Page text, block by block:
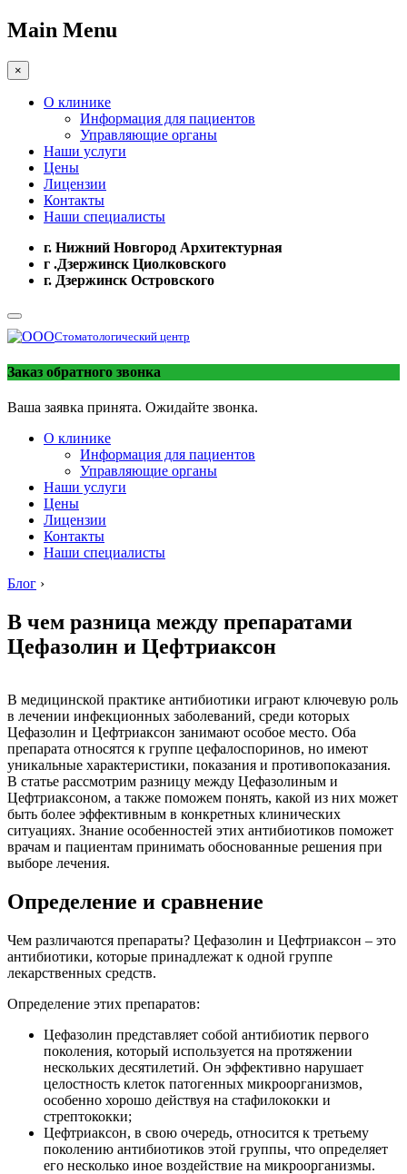
Main Menu
×
О клинике
Информация для пациентов
Управляющие органы
Наши услуги
Цены
Лицензии
Контакты
Наши специалисты
г. Нижний Новгород Архитектурная
г .Дзержинск Циолковского
г. Дзержинск Островского
Стоматологический центр
Заказ обратного звонка
Ваша заявка принята. Ожидайте звонка.
О клинике
Информация для пациентов
Управляющие органы
Наши услуги
Цены
Лицензии
Контакты
Наши специалисты
Блог ›
В чем разница между препаратами
Цефазолин и Цефтриаксон
В медицинской практике антибиотики играют ключевую роль
в лечении инфекционных заболеваний, среди которых
Цефазолин и Цефтриаксон занимают особое место. Оба
препарата относятся к группе цефалоспоринов, но имеют
уникальные характеристики, показания и противопоказания.
В статье рассмотрим разницу между Цефазолиным и
Цефтриаксоном, а также поможем понять, какой из них может
быть более эффективным в конкретных клинических
ситуациях. Знание особенностей этих антибиотиков поможет
врачам и пациентам принимать обоснованные решения при
выборе лечения.
Определение и сравнение
Чем различаются препараты? Цефазолин и Цефтриаксон – это
антибиотики, которые принадлежат к одной группе
лекарственных средств.
Определение этих препаратов:
Цефазолин представляет собой антибиотик первого
поколения, который используется на протяжении
нескольких десятилетий. Он эффективно нарушает
целостность клеток патогенных микроорганизмов,
особенно хорошо действуя на стафилококки и
стрептококки;
Цефтриаксон, в свою очередь, относится к третьему
поколению антибиотиков этой группы, что определяет
его несколько иное воздействие на микроорганизмы.